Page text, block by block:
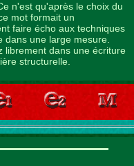
n'est qu'après le choix du
mot formait un
faire écho aux techniques
dans une large mesure.
librement dans une écriture
structurelle.